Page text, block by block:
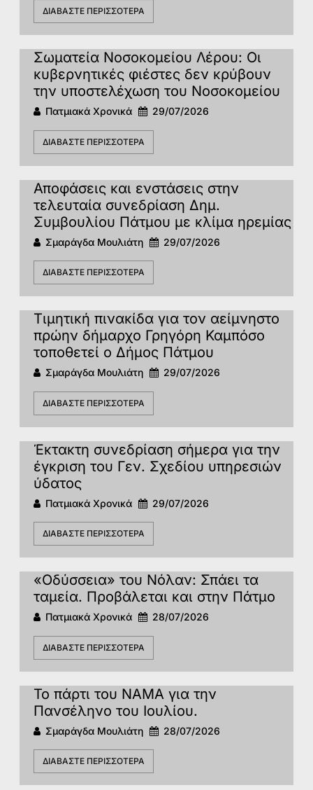
ΔΙΑΒΆΣΤΕ ΠΕΡΙΣΣΌΤΕΡΑ
Σωματεία Νοσοκομείου Λέρου: Οι
κυβερνητικές φιέστες δεν κρύβουν
την υποστελέχωση του Νοσοκομείου
Πατμιακά Χρονικά 29/07/2026
ΔΙΑΒΆΣΤΕ ΠΕΡΙΣΣΌΤΕΡΑ
Αποφάσεις και ενστάσεις στην
τελευταία συνεδρίαση Δημ.
Συμβουλίου Πάτμου με κλίμα ηρεμίας
Σμαράγδα Μουλιάτη 29/07/2026
ΔΙΑΒΆΣΤΕ ΠΕΡΙΣΣΌΤΕΡΑ
Τιμητική πινακίδα για τον αείμνηστο
πρώην δήμαρχο Γρηγόρη Καμπόσο
τοποθετεί ο Δήμος Πάτμου
Σμαράγδα Μουλιάτη 29/07/2026
ΔΙΑΒΆΣΤΕ ΠΕΡΙΣΣΌΤΕΡΑ
Έκτακτη συνεδρίαση σήμερα για την
έγκριση του Γεν. Σχεδίου υπηρεσιών
ύδατος
Πατμιακά Χρονικά 29/07/2026
ΔΙΑΒΆΣΤΕ ΠΕΡΙΣΣΌΤΕΡΑ
«Οδύσσεια» του Νόλαν: Σπάει τα
ταμεία. Προβάλεται και στην Πάτμο
Πατμιακά Χρονικά 28/07/2026
ΔΙΑΒΆΣΤΕ ΠΕΡΙΣΣΌΤΕΡΑ
Το πάρτι του ΝΑΜΑ για την
Πανσέληνο του Ιουλίου.
Σμαράγδα Μουλιάτη 28/07/2026
ΔΙΑΒΆΣΤΕ ΠΕΡΙΣΣΌΤΕΡΑ